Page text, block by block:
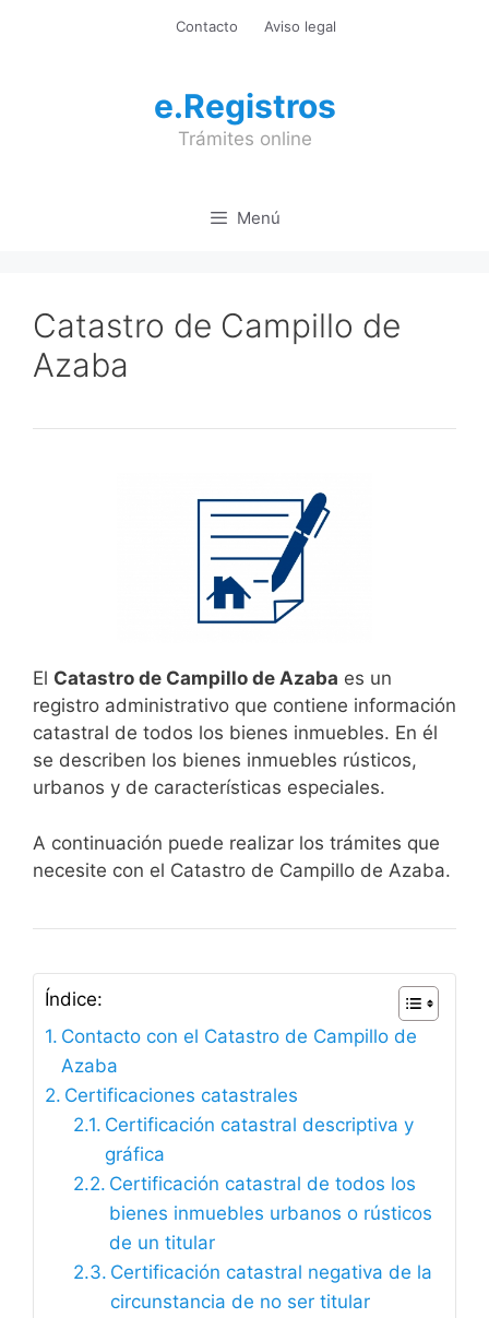
Contacto Aviso legal
e.Registros
Trámites online
Menú
Catastro de Campillo de
Azaba
El Catastro de Campillo de Azaba es un
registro administrativo que contiene información
catastral de todos los bienes inmuebles. En él
se describen los bienes inmuebles rústicos,
urbanos y de características especiales.
A continuación puede realizar los trámites que
necesite con el Catastro de Campillo de Azaba.
Índice:
Contacto con el Catastro de Campillo de
Azaba
Certificaciones catastrales
Certificación catastral descriptiva y
gráfica
Certificación catastral de todos los
bienes inmuebles urbanos o rústicos
de un titular
Certificación catastral negativa de la
circunstancia de no ser titular